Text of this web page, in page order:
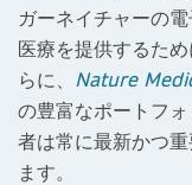
ガーネイチャーの
医療を提供するた
らに、 Nature
の豊富なポートフ
者は常に最新かつ
ます。